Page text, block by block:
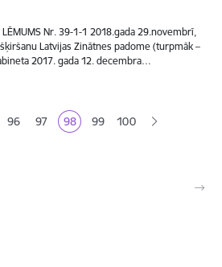
LĒMUMS Nr. 39-1-1 2018.gada 29.novembrī,
Latvijas Zinātnes padome (turpmāk –
2017. gada 12. decembra…
Lapa
96 Lapa
97 Pašreizējā lapa
98 Lapa
99 Lapa
100